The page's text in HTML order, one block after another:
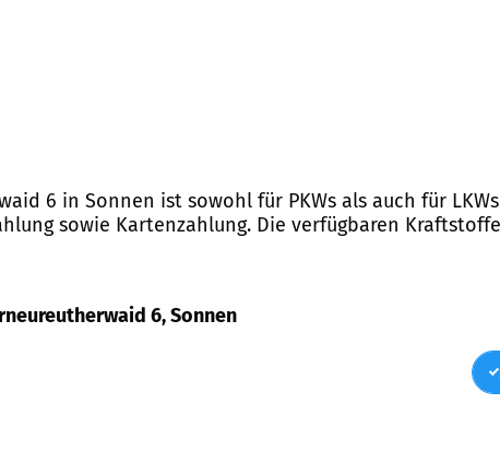
6 in Sonnen ist sowohl für PKWs als auch für
sowie Kartenzahlung. Die verfügbaren
6, Sonnen